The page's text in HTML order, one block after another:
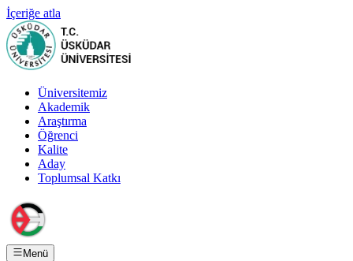
İçeriğe atla
Üniversitemiz
Akademik
Araştırma
Öğrenci
Kalite
Aday
Toplumsal Katkı
Menü